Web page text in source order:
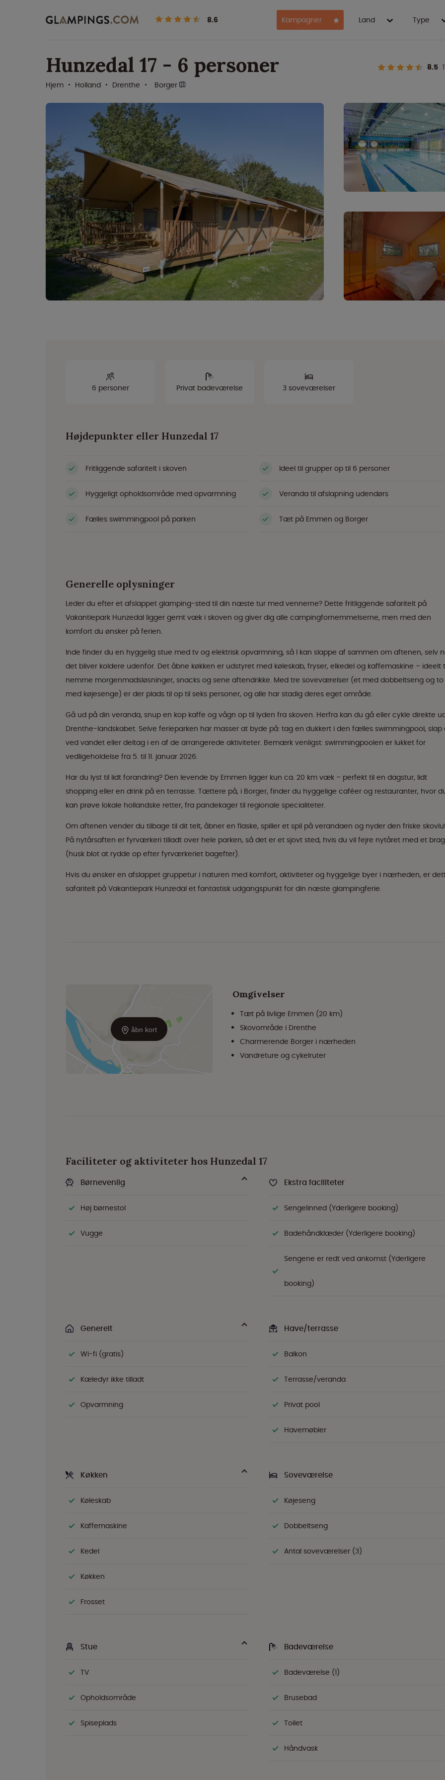
8.6 Kampagner Land Type
Hunzedal 17 - 6 personer 8.5
Hjem
Holland Drenthe Borger
6 personer Privat badeværelse 3 soveværelser
Højdepunkter eller Hunzedal 17
Fritliggende safaritelt i skoven Ideel til grupper op til 6 personer
Hyggeligt opholdsområde med opvarmning Veranda til afslapning udendørs
Fælles swimmingpool på parken Tæt på Emmen og Borger
Generelle oplysninger
Leder du efter et afslappet glamping-sted til din næste tur med vennerne? Dette fritliggende safaritelt på
Vakantiepark Hunzedal ligger gemt væk i skoven og giver dig alle campingfornemmelserne, men med den
komfort du ønsker på ferien.
Inde finder du en hyggelig stue med tv og elektrisk opvarmning, så I kan slappe af sammen om aftenen, selv
det bliver koldere udenfor. Det åbne køkken er udstyret med køleskab, fryser, elkedel og kaffemaskine – ideelt
nemme morgenmadsløsninger, snacks og sene aftendrikke. Med tre soveværelser (et med dobbeltseng og to
med køjesenge) er der plads til op til seks personer, og alle har stadig deres eget område.
Gå ud på din veranda, snup en kop kaffe og vågn op til lyden fra skoven. Herfra kan du gå eller cykle direkte
Drenthe-landskabet. Selve ferieparken har masser at byde på: tag en dukkert i den fælles swimmingpool, slap
ved vandet eller deltag i en af de arrangerede aktiviteter. Bemærk venligst: swimmingpoolen er lukket for
vedligeholdelse fra 5. til 11. januar 2026.
Har du lyst til lidt forandring? Den levende by Emmen ligger kun ca. 20 km væk – perfekt til en dagstur, lidt
shopping eller en drink på en terrasse. Tættere på, i Borger, finder du hyggelige caféer og restauranter, hvor
kan prøve lokale hollandske retter, fra pandekager til regionale specialiteter.
Om aftenen vender du tilbage til dit telt, åbner en flaske, spiller et spil på verandaen og nyder den friske
På nytårsaften er fyrværkeri tilladt over hele parken, så det er et sjovt sted, hvis du vil fejre nytåret med et brag
(husk blot at rydde op efter fyrværkeriet bagefter).
Hvis du ønsker en afslappet gruppetur i naturen med komfort, aktiviteter og hyggelige byer i nærheden, er
safaritelt på Vakantiepark Hunzedal et fantastisk udgangspunkt for din næste glampingferie.
åbn kort
Omgivelser
Tæt på livlige Emmen (20 km)
Skovområde i Drenthe
Charmerende Borger i nærheden
Vandreture og cykelruter
Faciliteter og aktiviteter hos Hunzedal 17
Børnevenlig
Høj børnestol
Vugge
Ekstra faciliteter
Sengelinned (Yderligere booking)
Badehåndklæder (Yderligere booking)
Sengene er redt ved ankomst (Yderligere
booking)
Generelt
Wi-fi (gratis)
Kæledyr ikke tilladt
Opvarmning
Have/terrasse
Balkon
Terrasse/veranda
Privat pool
Havemøbler
Køkken
Køleskab
Kaffemaskine
Kedel
Køkken
Frosset
Soveværelse
Køjeseng
Dobbeltseng
Antal soveværelser (3)
Stue
TV
Opholdsområde
Spiseplads
Badeværelse
Badeværelse (1)
Brusebad
Toilet
Håndvask